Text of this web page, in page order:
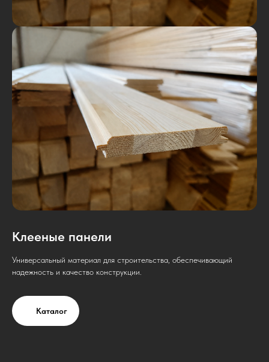
Клееные панели
Универсальный материал для строительства, обеспечивающий
надежность и качество конструкции.
Каталог